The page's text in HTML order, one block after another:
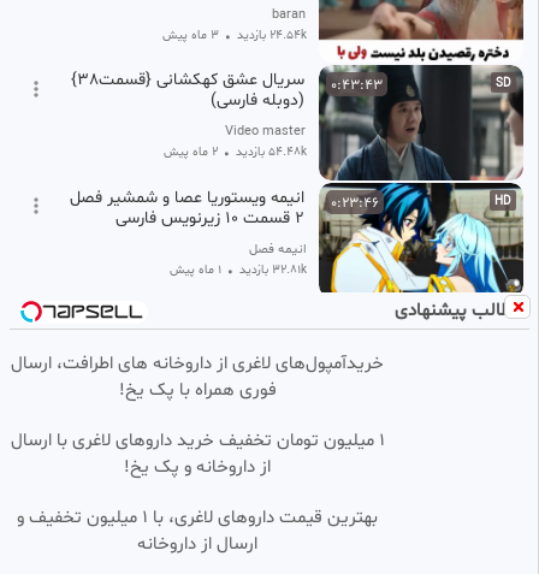
baran
24.54k بازدید • 3 ماه پیش
SD
0:43:43
سریال عشق کهکشانی {قسمت38}
(دوبله فارسی)
Video master
54.48k بازدید • 2 ماه پیش
HD
0:23:46
انیمه ویستوریا عصا و شمشیر فصل
۲ قسمت ۱۰ زیرنویس فارسی
انیمه فصل
32.81k بازدید • 1 ماه پیش
HD
انیمه تناسخ یک بیکار فصل ۳
قسمت ۱ زیرنویس فارسی
انیمه فصل
103.56k بازدید • 1 ماه پیش
0:49:12
سریال FROM فصل ۴ قسمت ۱۰
(آخر) با زیرنویس فارسی
مطالب پیشنهادی
خریدآمپول‌های لاغری از داروخانه های اطرافت، ارسال
فوری همراه با پک یخ!
1 میلیون تومان تخفیف خرید داروهای لاغری با ارسال
از داروخانه و پک یخ!
بهترین قیمت داروهای لاغری، با ۱ میلیون تخفیف و
ارسال از داروخانه‌